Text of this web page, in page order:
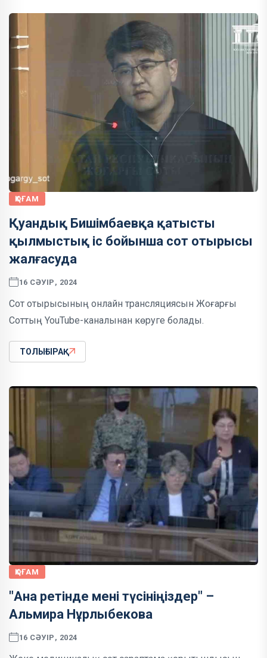
ҚОҒАМ
Қуандық Бишімбаевқа қатысты
қылмыстық іс бойынша сот отырысы
жалғасуда
16 СӘУІР, 2024
Сот отырысының онлайн трансляциясын Жоғарғы
Соттың YouTube-каналынан көруге болады.
ТОЛЫҒЫРАҚ
ҚОҒАМ
"Ана ретінде мені түсініңіздер" –
Альмира Нұрлыбекова
16 СӘУІР, 2024